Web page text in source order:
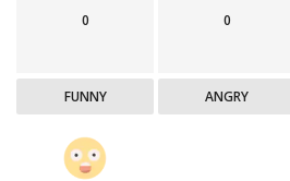
0
FUNNY
0
ANGRY